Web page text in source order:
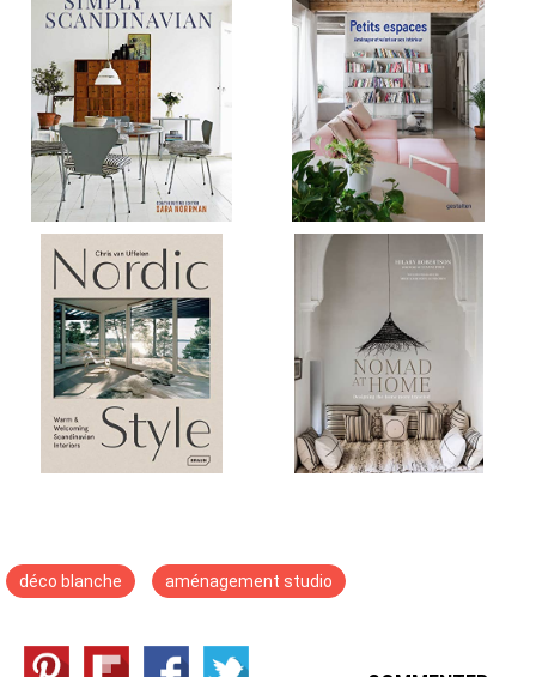
déco blanche aménagement studio